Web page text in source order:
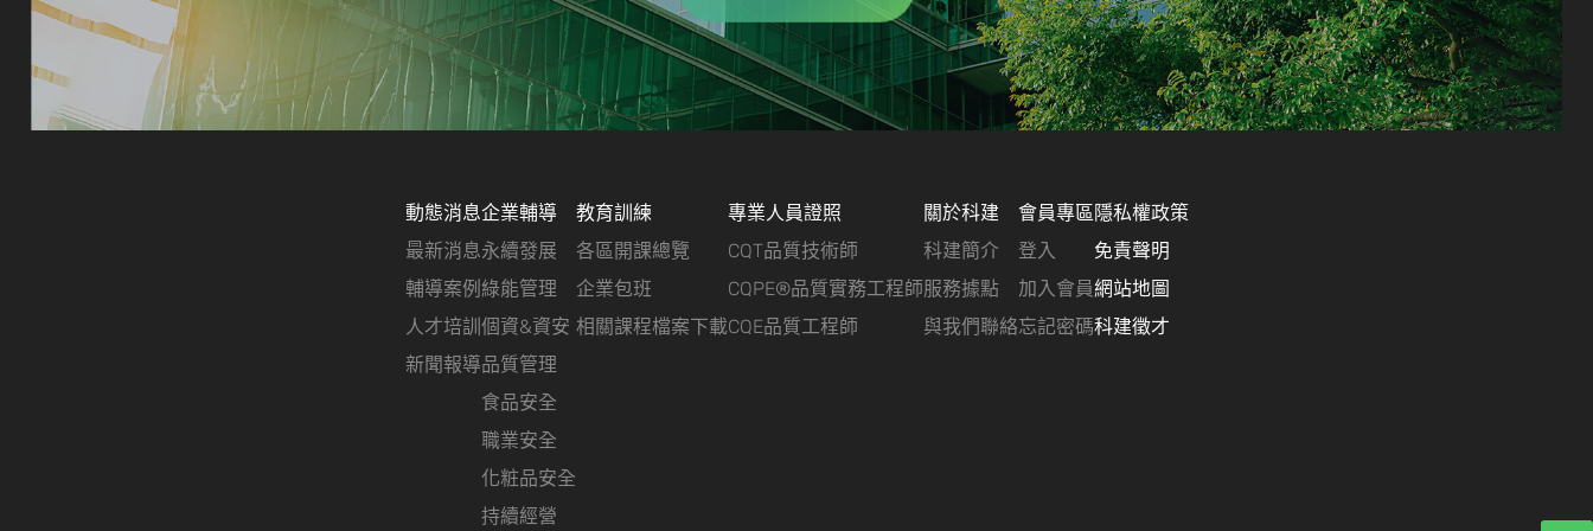
動態消息
最新消息
輔導案例
人才培訓
新聞報導
企業輔導
永續發展
綠能管理
個資&資安
品質管理
食品安全
職業安全
化粧品安全
持續經營
教育訓練
各區開課總覽
企業包班
相關課程檔案下載
專業人員證照
CQT品質技術師
CQPE®品質實務工程師
CQE品質工程師
關於科建
科建簡介
服務據點
與我們聯絡
會員專區
登入
加入會員
忘記密碼
隱私權政策
免責聲明
網站地圖
科建徵才